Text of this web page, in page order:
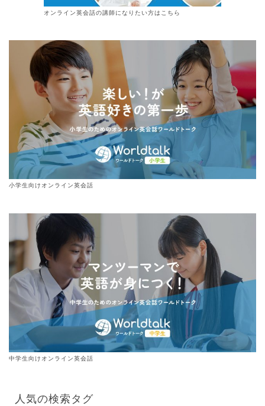
オンライン英会話の講師になりたい方はこちら
小学生向けオンライン英会話
中学生向けオンライン英会話
人気の検索タグ